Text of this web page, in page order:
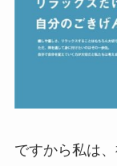
ですから私は